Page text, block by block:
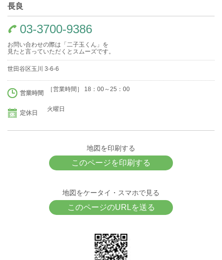
長良
03-3700-9386
お問い合わせの際は「二子玉くん」を
見たと言っていただくとスムーズです。
世田谷区玉川 3-6-6
営業時間
［営業時間］ 18：00～25：00
定休日
火曜日
地図を印刷する
このページを印刷する
地図をケータイ・スマホで見る
このページのURLを送る